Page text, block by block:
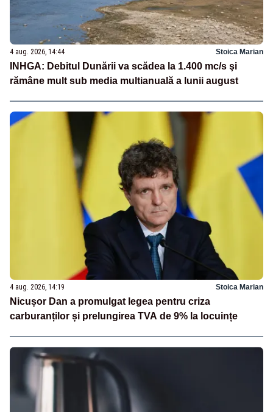
4 aug. 2026, 14:44 Stoica Marian
INHGA: Debitul Dunării va scădea la 1.400 mc/s şi
rămâne mult sub media multianuală a lunii august
4 aug. 2026, 14:19 Stoica Marian
Nicușor Dan a promulgat legea pentru criza
carburanților și prelungirea TVA de 9% la locuințe